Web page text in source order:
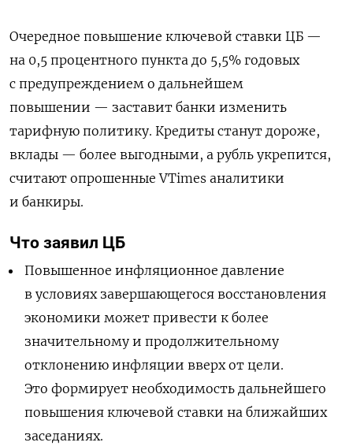
Очередное повышение ключевой ставки ЦБ —
на 0,5 процентного пункта до 5,5% годовых
с предупреждением о дальнейшем
повышении — заставит банки изменить
тарифную политику. Кредиты станут дороже,
вклады — более выгодными, а рубль укрепится,
считают опрошенные VTimes аналитики
и банкиры.
Что заявил ЦБ
Повышенное инфляционное давление
в условиях завершающегося восстановления
экономики может привести к более
значительному и продолжительному
отклонению инфляции вверх от цели.
Это формирует необходимость дальнейшего
повышения ключевой ставки на ближайших
заседаниях.